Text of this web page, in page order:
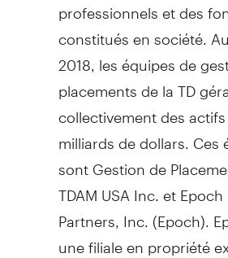
constitués en société.
2018, les équipes de
placements de la TD
collectivement des
milliards de dollars. Ces
sont Gestion de
TDAMUSA Inc. et
Partners, Inc. (Epoch).
une filiale en propriété